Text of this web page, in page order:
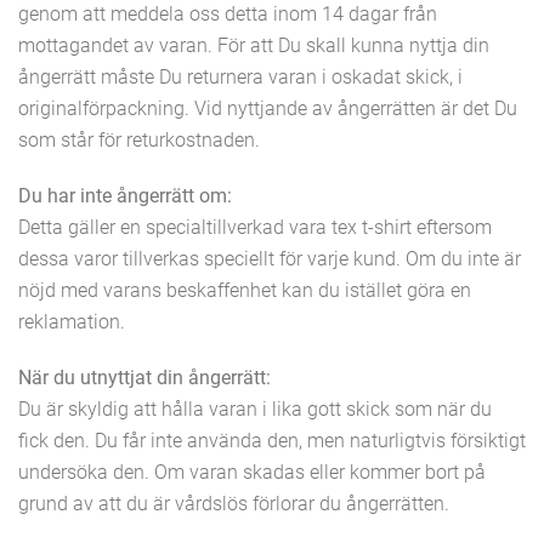
genom att meddela oss detta inom 14 dagar från
mottagandet av varan. För att Du skall kunna nyttja din
ångerrätt måste Du returnera varan i oskadat skick, i
originalförpackning. Vid nyttjande av ångerrätten är det Du
som står för returkostnaden.
Du har inte ångerrätt om:
Detta gäller en specialtillverkad vara tex t-shirt eftersom
dessa varor tillverkas speciellt för varje kund. Om du inte är
nöjd med varans beskaffenhet kan du istället göra en
reklamation.
När du utnyttjat din ångerrätt:
Du är skyldig att hålla varan i lika gott skick som när du
fick den. Du får inte använda den, men naturligtvis försiktigt
undersöka den. Om varan skadas eller kommer bort på
grund av att du är vårdslös förlorar du ångerrätten.